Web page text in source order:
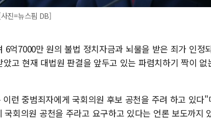
진=뉴스핌 DB]
6억7000만 원의 불법 정치자금과 뇌물을 받은 죄가 인정
고 현재 대법원 판결을 앞두고 있는 파렴치하기 짝이 없
런 중범죄자에게 국회의원 후보 공천을 주려 하고 있다
국회의원 공천을 주라고 요구하고 있다는 언론 보도까지